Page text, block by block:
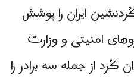
ایران را پوشش
امنیتی و وزارت
کُرد از جمله سه برادر را